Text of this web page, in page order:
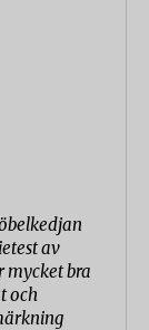
av
mycket bra
och